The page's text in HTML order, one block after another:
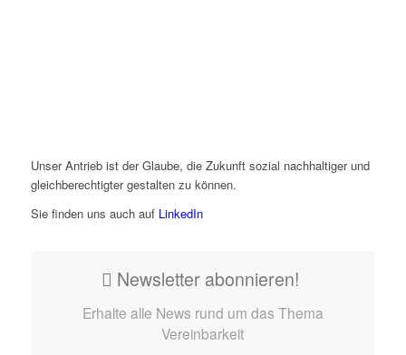
Unser Antrieb ist der Glaube, die Zukunft sozial nachhaltiger und
gleichberechtigter gestalten zu können.
Sie finden uns auch aufLinkedIn
Newsletter abonnieren!
Erhalte alle News rund um das Thema
Vereinbarkeit